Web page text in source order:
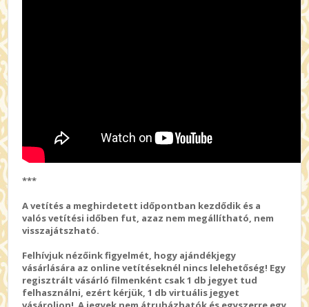
***
A vetítés a meghirdetett időpontban kezdődik és a
valós vetítési időben fut, azaz nem megállítható, nem
visszajátszható.
Felhívjuk nézőink figyelmét, hogy ajándékjegy
vásárlására az online vetítéseknél nincs lelehetőség! Egy
regisztrált vásárló filmenként csak 1 db jegyet tud
felhasználni, ezért kérjük, 1 db virtuális jegyet